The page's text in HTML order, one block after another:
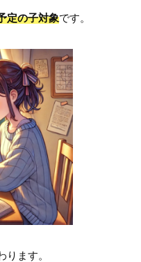
定の子対象です。
ます。